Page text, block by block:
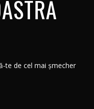
te de cel mai șmecher